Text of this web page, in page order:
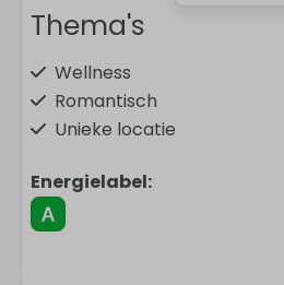
Thema's
Wellness
Romantisch
Unieke locatie
In de omgeving
Energielabel: